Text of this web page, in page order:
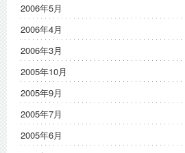
2006年5月
2006年4月
2006年3月
2005年10月
2005年9月
2005年7月
2005年6月